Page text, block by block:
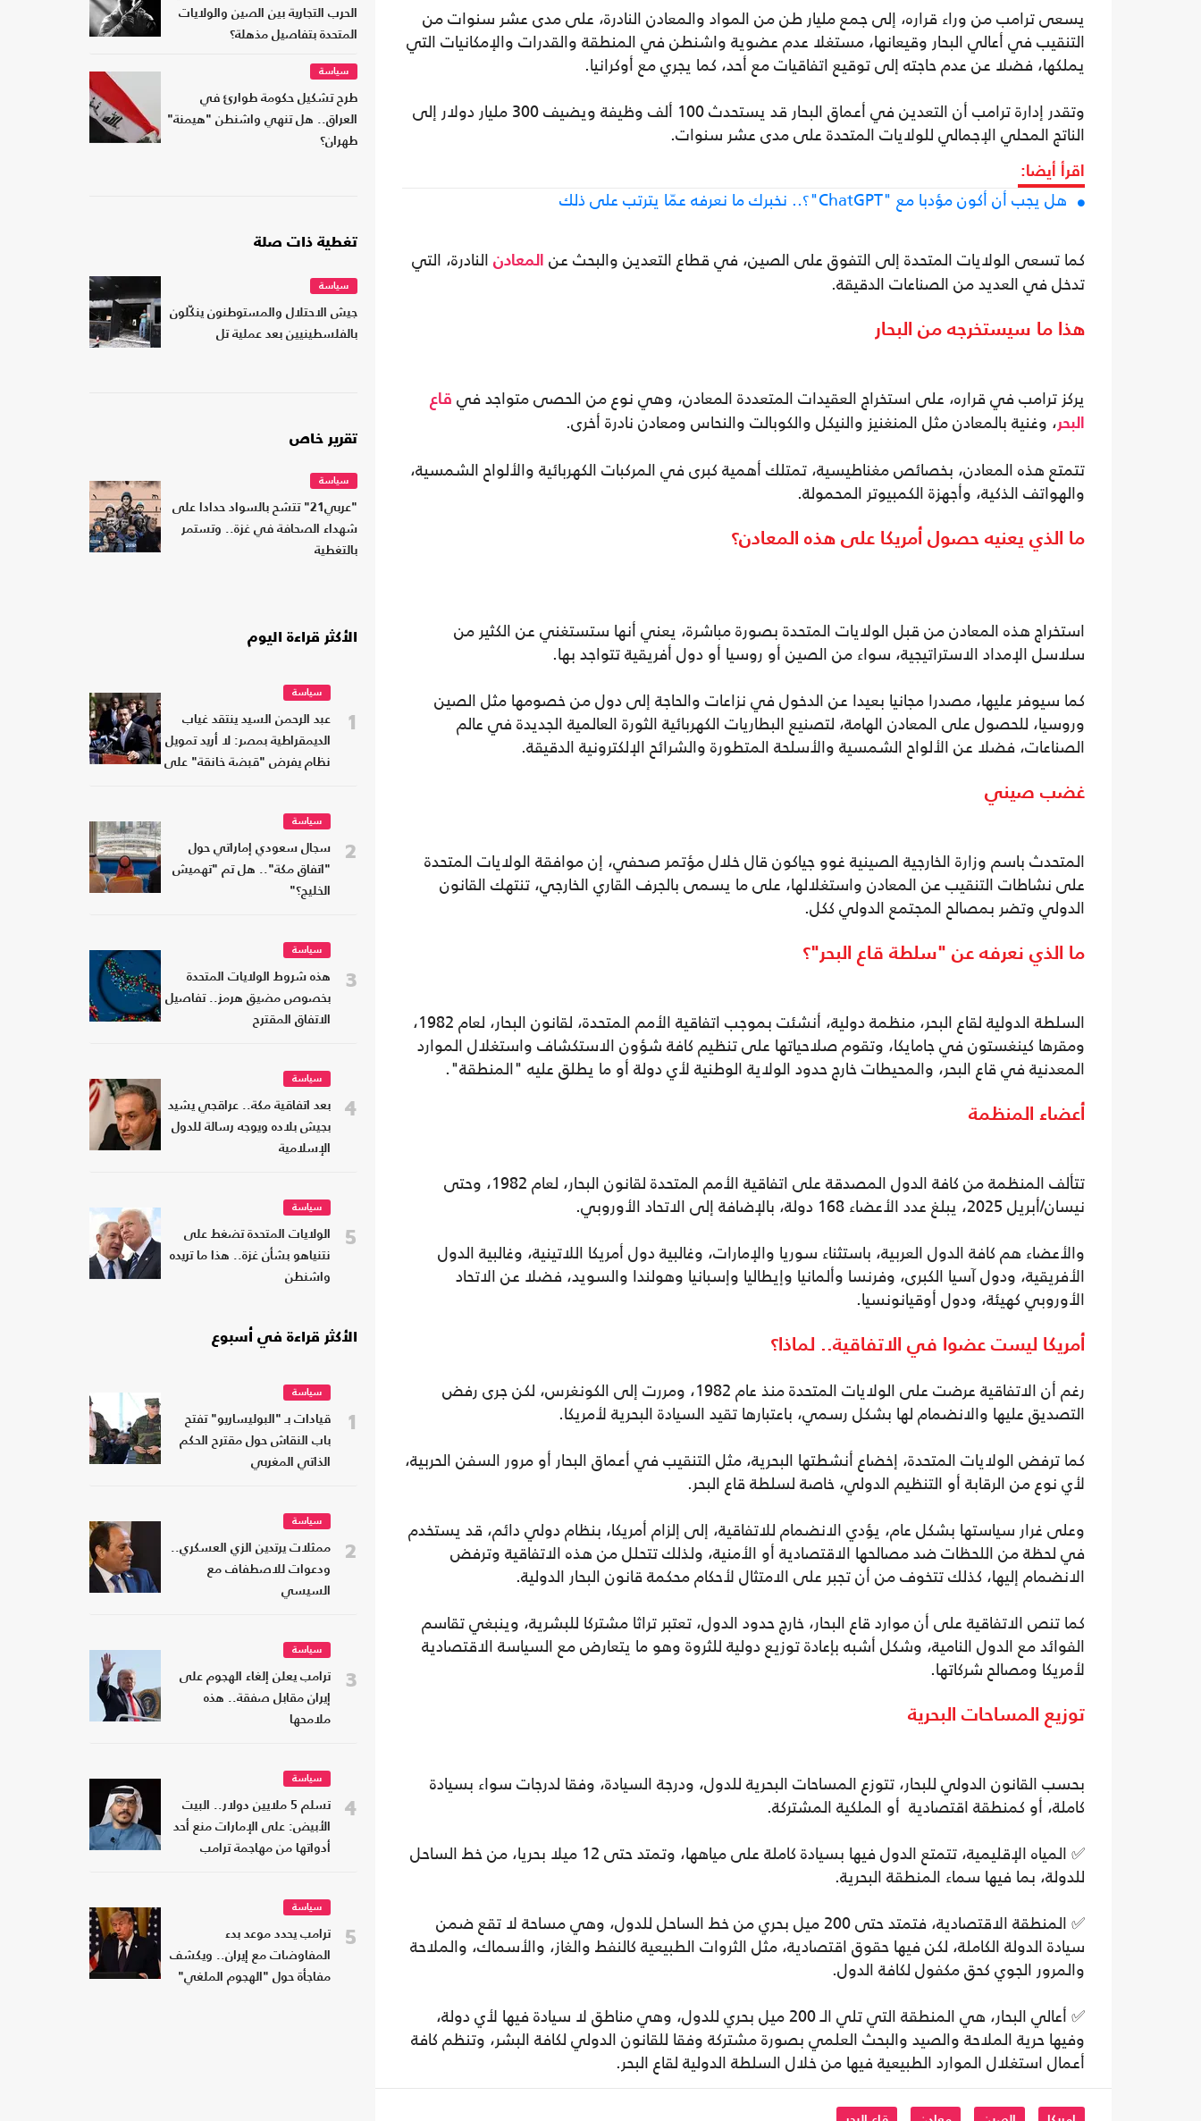
يسعى ترامب من وراء قراره، إلى جمع مليار طن من المواد والمعادن النادرة، على مدى عشر سنوات من
التنقيب في أعالي البحار وقيعانها، مستغلا عدم عضوية واشنطن في المنطقة والقدرات والإمكانيات التي
يملكها، فضلا عن عدم حاجته إلى توقيع اتفاقيات مع أحد، كما يجري مع أوكرانيا.
وتقدر إدارة ترامب أن التعدين في أعماق البحار قد يستحدث 100 ألف وظيفة ويضيف 300 مليار دولار إلى
الناتج المحلي الإجمالي ‏للولايات المتحدة على مدى عشر سنوات.
اقرأ أيضا:
هل يجب أن أكون مؤدبا مع "ChatGPT"؟.. نخبرك ما نعرفه عمّا يترتب على ذلك
كما تسعى الولايات المتحدة إلى التفوق على الصين، في قطاع التعدين والبحث عن المعادن النادرة، التي
تدخل في العديد من الصناعات الدقيقة.
هذا ما سيستخرجه من البحار
يركز ترامب في قراره، على استخراج العقيدات المتعددة المعادن، وهي نوع من الحصى متواجد في قاع
البحر، وغنية بالمعادن مثل المنغنيز والنيكل والكوبالت والنحاس ومعادن نادرة أخرى.
تتمتع هذه المعادن، بخصائص مغناطيسية، تمتلك أهمية كبرى في المركبات الكهربائية والألواح الشمسية،
والهواتف الذكية، وأجهزة الكمبيوتر المحمولة.
ما الذي يعنيه حصول أمريكا على هذه المعادن؟
استخراج هذه المعادن من قبل الولايات المتحدة بصورة مباشرة، يعني أنها ستستغني عن الكثير من
سلاسل الإمداد الاستراتيجية، سواء من الصين أو روسيا أو دول أفريقية تتواجد بها.
كما سيوفر عليها، مصدرا مجانيا بعيدا عن الدخول في نزاعات والحاجة إلى دول من خصومها مثل الصين
وروسيا، للحصول على المعادن الهامة، لتصنيع البطاريات الكهربائية الثورة العالمية الجديدة في عالم
الصناعات، فضلا عن الألواح الشمسية والأسلحة المتطورة والشرائح الإلكترونية الدقيقة.
غضب صيني
المتحدث باسم وزارة الخارجية الصينية غوو جياكون قال خلال مؤتمر صحفي، إن موافقة الولايات المتحدة
على نشاطات التنقيب عن المعادن واستغلالها، على ما يسمى بالجرف القاري الخارجي، تنتهك القانون
الدولي وتضر بمصالح المجتمع الدولي ككل.
ما الذي نعرفه عن "سلطة قاع البحر"؟
السلطة الدولية لقاع البحر، منظمة دولية، أنشئت بموجب اتفاقية الأمم المتحدة، لقانون البحار، لعام 1982،
ومقرها كينغستون في جامايكا، وتقوم صلاحياتها على تنظيم كافة شؤون الاستكشاف واستغلال الموارد
المعدنية في قاع البحر، والمحيطات خارج حدود الولاية الوطنية لأي دولة أو ما يطلق عليه "المنطقة".
أعضاء المنظمة
تتألف المنظمة من كافة الدول المصدقة على اتفاقية الأمم المتحدة لقانون البحار، لعام 1982، وحتى
نيسان/أبريل 2025، يبلغ عدد الأعضاء 168 دولة، بالإضافة إلى الاتحاد الأوروبي.
والأعضاء هم كافة الدول العربية، باستثناء سوريا والإمارات، وغالبية دول أمريكا اللاتينية، وغالبية الدول
الأفريقية، ودول آسيا الكبرى، وفرنسا وألمانيا وإيطاليا وإسبانيا وهولندا والسويد، فضلا عن الاتحاد
الأوروبي كهيئة، ودول أوقيانونسيا.
أمريكا ليست عضوا في الاتفاقية.. لماذا؟
رغم أن الاتفاقية عرضت على الولايات المتحدة منذ عام 1982، ومررت إلى الكونغرس، لكن جرى رفض
التصديق عليها والانضمام لها بشكل رسمي، باعتبارها تقيد السيادة البحرية لأمريكا.
كما ترفض الولايات المتحدة، إخضاع أنشطتها البحرية، مثل التنقيب في أعماق البحار أو مرور السفن الحربية،
لأي نوع من الرقابة أو التنظيم الدولي، خاصة لسلطة قاع البحر.
وعلى غرار سياستها بشكل عام، يؤدي الانضمام للاتفاقية، إلى إلزام أمريكا، بنظام دولي دائم، قد يستخدم
في لحظة من اللحظات ضد مصالحها الاقتصادية أو الأمنية، ولذلك تتحلل من هذه الاتفاقية وترفض
الانضمام إليها، كذلك تتخوف من أن تجبر على الامتثال لأحكام محكمة قانون البحار الدولية.
كما تنص الاتفاقية على أن موارد قاع البحار، خارج حدود الدول، تعتبر تراثا مشتركا للبشرية، وينبغي تقاسم
الفوائد مع الدول النامية، وشكل أشبه بإعادة توزيع دولية للثروة وهو ما يتعارض مع السياسة الاقتصادية
لأمريكا ومصالح شركاتها.
توزيع المساحات البحرية
بحسب القانون الدولي للبحار، تتوزع المساحات البحرية للدول، ودرجة السيادة، وفقا لدرجات سواء بسيادة
كاملة، أو كمنطقة اقتصادية أو الملكية المشتركة.
✅ المياه الإقليمية، تتمتع الدول فيها بسيادة كاملة على مياهها، وتمتد حتى 12 ميلا بحريا، من خط الساحل
للدولة، بما فيها سماء المنطقة البحرية.
✅ المنطقة الاقتصادية، فتمتد حتى 200 ميل بحري من خط الساحل للدول، وهي مساحة لا تقع ضمن
سيادة الدولة الكاملة، لكن فيها حقوق اقتصادية، مثل الثروات الطبيعية كالنفط والغاز، والأسماك، والملاحة
والمرور الجوي كحق مكفول لكافة الدول.
✅ أعالي البحار، هي المنطقة التي تلي الـ 200 ميل بحري للدول، وهي مناطق لا سيادة فيها لأي دولة،
وفيها حرية الملاحة والصيد والبحث العلمي بصورة مشتركة وفقا للقانون الدولي لكافة البشر، وتنظم كافة
أعمال استغلال الموارد الطبيعية فيها من خلال السلطة الدولية لقاع البحر.
الحرب التجارية بين الصين والولايات
المتحدة بتفاصيل مذهلة؟
سياسة
طرح تشكيل حكومة طوارئ في
العراق.. هل تنهي واشنطن "هيمنة"
طهران؟
تغطية ذات صلة
سياسة
جيش الاحتلال والمستوطنون ينكّلون
بالفلسطينيين بعد عملية تل
تقرير خاص
سياسة
"عربي21" تتشح بالسواد حدادا على
شهداء الصحافة في غزة.. وتستمر
بالتغطية
الأكثر قراءة اليوم
1
سياسة
عبد الرحمن السيد ينتقد غياب
الديمقراطية بمصر: لا أريد تمويل
نظام يفرض "قبضة خانقة" على
2
سياسة
سجال سعودي إماراتي حول
"اتفاق مكة".. هل تم "تهميش
الخليج؟"
3
سياسة
هذه شروط الولايات المتحدة
بخصوص مضيق هرمز.. تفاصيل
الاتفاق المقترح
4
سياسة
بعد اتفاقية مكة.. عراقجي يشيد
بجيش بلاده ويوجه رسالة للدول
الإسلامية
5
سياسة
الولايات المتحدة تضغط على
نتنياهو بشأن غزة.. هذا ما تريده
واشنطن
الأكثر قراءة في أسبوع
1
سياسة
قيادات بـ "البوليساريو" تفتح
باب النقاش حول مقترح الحكم
الذاتي المغربي
2
سياسة
ممثلات يرتدين الزي العسكري..
ودعوات للاصطفاف مع
السيسي
3
سياسة
ترامب يعلن إلغاء الهجوم على
إيران مقابل صفقة.. هذه
ملامحها
4
سياسة
تسلم 5 ملايين دولار.. البيت
الأبيض: على الإمارات منع أحد
أدواتها من مهاجمة ترامب
5
سياسة
ترامب يحدد موعد بدء
المفاوضات مع إيران.. ويكشف
مفاجأة حول "الهجوم الملغي"